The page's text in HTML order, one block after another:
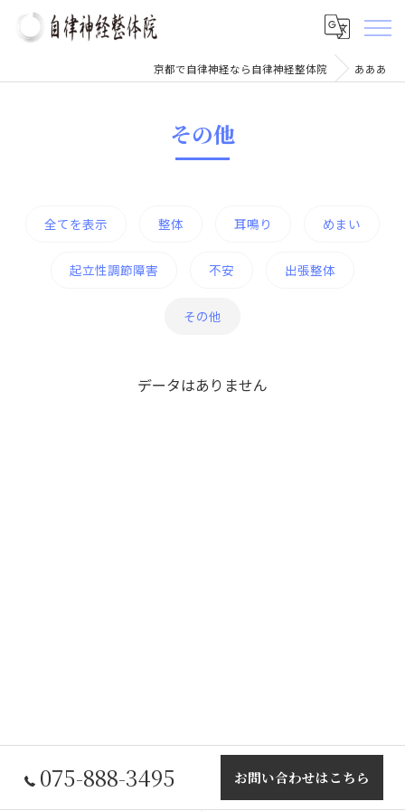
京都で自律神経なら自律神経整体院 あああ
その他
全てを表示 整体 耳鳴り めまい
起立性調節障害 不安 出張整体
その他
データはありません
075-888-3495 お問い合わせはこちら